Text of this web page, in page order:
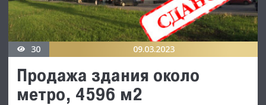
30 09.03.2023
Продажа здания около
метро, 4596 м2